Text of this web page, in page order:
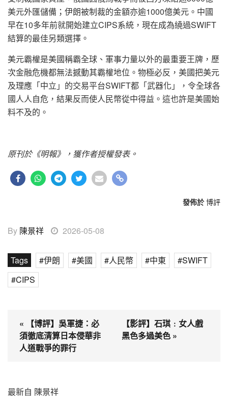
美元外匯儲備；伊朗被制裁的金額亦逾1000億美元。中國
早在10多年前就開始建立CIPS系統，現在成為繞過SWIFT
結算的最佳另類選擇。
美元霸權是美國稱霸全球、軍事力量以外的最重要王牌，歷
次金融危機都無法撼動其霸權地位。物極必反，美國把美元
及理應「中立」的交易平台SWIFT都「武器化」，令全球各
國人人自危，結果反而使人民幣從中得益。這也許是美國始
料不及的。
原刊於《明報》，獲作者授權發表。
發佈於 博評
By 陳景祥 2026-05-08
Tags 伊朗 美國 人民幣 中東
SWIFT
CIPS
« 【博評】吳軍捷：必
須徹底清算日本侵華非
人道戰爭的罪行
【影評】石琪﹕女人戲
黑色多過美色 »
最新自 陳景祥